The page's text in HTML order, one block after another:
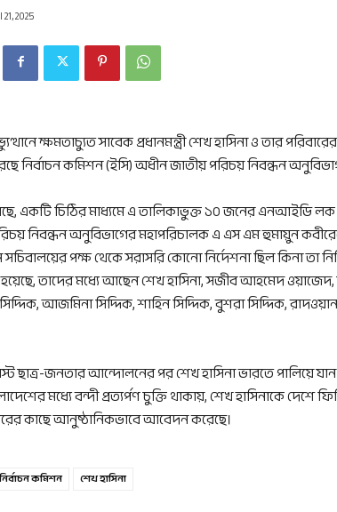
2025
ক্ষমতাচ্যুত সাবেক প্রধানমন্ত্রী শেখ হাসিনা ও তার
নির্বাচন কমিশন (ইসি) অধীন জাতীয় পরিচয় নিবন্ধন
গেছে, একটি চিঠির মাধ্যমে এ তালিকাভুক্ত ১০ জনের এনআইডি
নিবন্ধন অনুবিভাগের মহাপরিচালক এ এস এম হুমায়ুন
পক্ষ থেকে সরাসরি কোনো নির্দেশনা ছিল কিনা তা
তাদের মধ্যে আছেন শেখ হাসিনা, সজীব আহমেদ ওয়াজেদ,
আজমিনা সিদ্দিক, শাহিন সিদ্দিক, বুশরা সিদ্দিক,
ছাত্র-জনতার আন্দোলনের পর শেখ হাসিনা ভারতে পালিয়ে
মধ্যে বন্দী প্রত্যর্পণ চুক্তি থাকায়, শেখ হাসিনাকে দেশে
কাছে আনুষ্ঠানিকভাবে আবেদন করেছে।
নির্বাচন কমিশন শেখ হাসিনা